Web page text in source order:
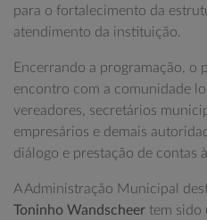
para o fortalecimento da
atendimento da instituição.
Encerrando a programação, o
encontro com a comunidade
vereadores, secretários
empresários e demais
diálogo e prestação de contas
A Administração Municipal
Toninho Wandscheer tem sido